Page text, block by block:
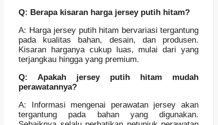
Q: Berapa kisaran harga jersey putih hitam?
A: Harga jersey putih hitam bervariasi tergantung
pada kualitas bahan, desain, dan produsen.
Kisaran harganya cukup luas, mulai dari yang
terjangkau hingga yang premium.
Q: Apakah jersey putih hitam mudah
perawatannya?
A: Informasi mengenai perawatan jersey akan
tergantung pada bahan yang digunakan.